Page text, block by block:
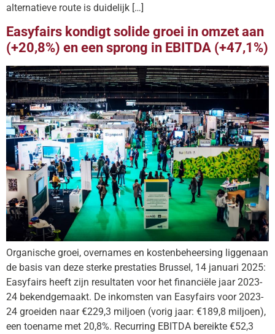
alternatieve route is duidelijk […]
Easyfairs kondigt solide groei in omzet aan
(+20,8%) en een sprong in EBITDA (+47,1%)
Organische groei, overnames en kostenbeheersing liggenaan
de basis van deze sterke prestaties Brussel, 14 januari 2025:
Easyfairs heeft zijn resultaten voor het financiële jaar 2023-
24 bekendgemaakt. De inkomsten van Easyfairs voor 2023-
24 groeiden naar €229,3 miljoen (vorig jaar: €189,8 miljoen),
een toename met 20,8%. Recurring EBITDA bereikte €52,3